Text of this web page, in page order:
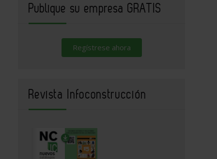
Publique su empresa GRATIS
Regístrese ahora
Revista Infoconstrucción